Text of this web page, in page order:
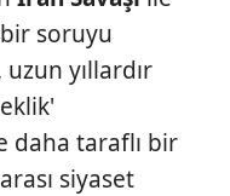
soruyu
yıllardır
daha taraflı bir
siyaset